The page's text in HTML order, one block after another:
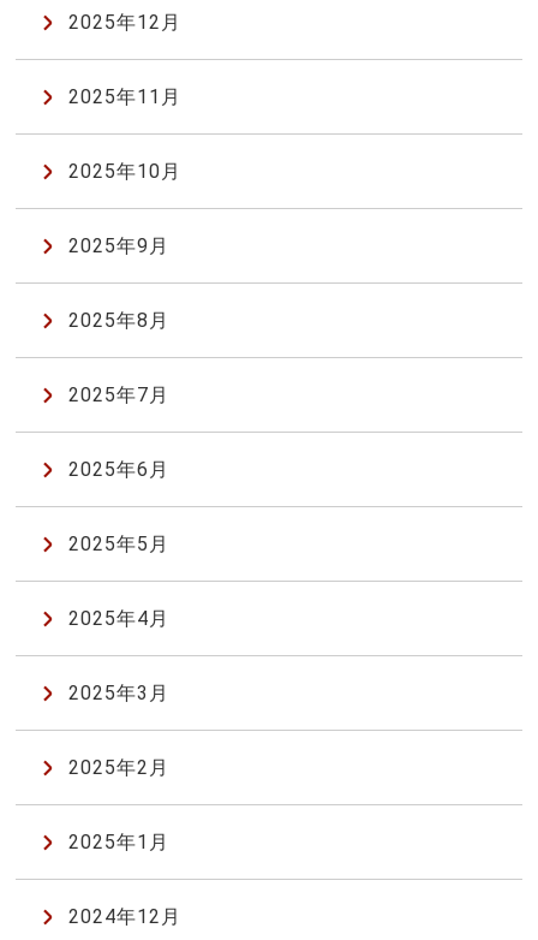
2025年12月
2025年11月
2025年10月
2025年9月
2025年8月
2025年7月
2025年6月
2025年5月
2025年4月
2025年3月
2025年2月
2025年1月
2024年12月